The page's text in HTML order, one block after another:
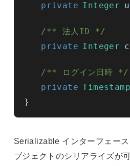
private Integer
/** 法人ID */
private Integer
/** ログイン日時 */
private Timestamp
}
Serializable インターフェー
ブジェクトのシリアライズが